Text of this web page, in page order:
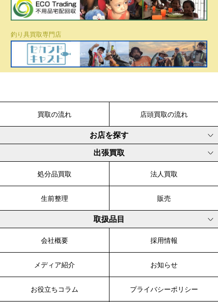
釣り具買取専門店
買取の流れ 店頭買取の流れ
お店を探す
出張買取
処分品買取 法人買取
生前整理 販売
取扱品目
会社概要 採用情報
メディア紹介 お知らせ
お役立ちコラム プライバシーポリシー